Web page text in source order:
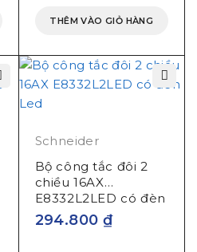
THÊM VÀO GIỎ HÀNG
Schneider
Bộ công tắc đôi 2
chiều 16AX
E8332L2LED có đèn
Led
294.800 ₫